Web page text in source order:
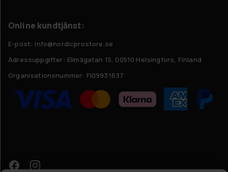
Online kundtjänst:
E-post: info@nordicprostore.se
Adressuppgifter: Elimägatan 15, 00510 Helsingfors, Finland
Organisationsnummer: FI09931637